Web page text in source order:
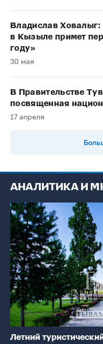
Владислав
в Кызыле примет
году»
30 мая
В Правительстве
посвященная
17 апреля
АНАЛИТИКА И
Летний